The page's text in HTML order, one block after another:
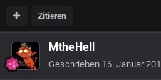
Zitieren
MtheHell
Geschrieben 16. Januar